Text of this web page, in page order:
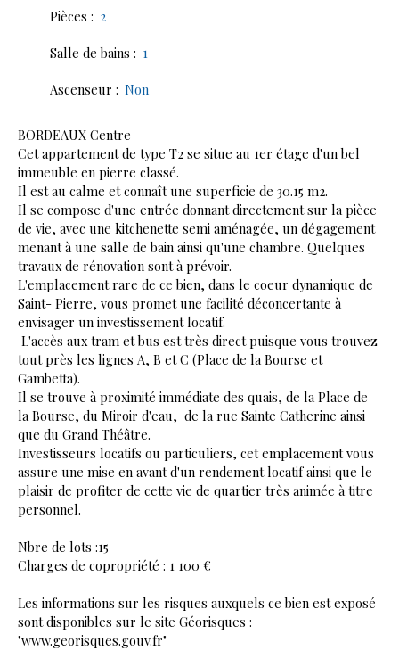
Pièces : 2
Salle de bains : 1
Ascenseur : Non
BORDEAUX Centre
Cet appartement de type T2 se situe au 1er étage d'un bel
immeuble en pierre classé.
Il est au calme et connaît une superficie de 30.15 m2.
Il se compose d'une entrée donnant directement sur la pièce
de vie, avec une kitchenette semi aménagée, un dégagement
menant à une salle de bain ainsi qu'une chambre. Quelques
travaux de rénovation sont à prévoir.
L'emplacement rare de ce bien, dans le coeur dynamique de
Saint- Pierre, vous promet une facilité déconcertante à
envisager un investissement locatif.
L'accès aux tram et bus est très direct puisque vous trouvez
tout près les lignes A, B et C (Place de la Bourse et
Gambetta).
Il se trouve à proximité immédiate des quais, de la Place de
la Bourse, du Miroir d'eau, de la rue Sainte Catherine ainsi
que du Grand Théâtre.
Investisseurs locatifs ou particuliers, cet emplacement vous
assure une mise en avant d'un rendement locatif ainsi que le
plaisir de profiter de cette vie de quartier très animée à titre
personnel.
Nbre de lots :15
Charges de copropriété : 1 100 €
Les informations sur les risques auxquels ce bien est exposé
sont disponibles sur le site Géorisques :
"www.georisques.gouv.fr"